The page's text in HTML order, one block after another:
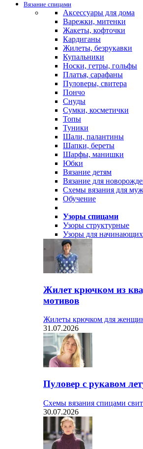
Вязание спицами
Аксессуары для дома
Варежки, митенки
Жакеты, кофточки
Кардиганы
Жилеты, безрукавки
Купальники
Носки, гетры, гольфы
Платья, сарафаны
Пуловеры, свитера
Пончо
Снуды
Сумки, косметички
Топы
Туники
Шали, палантины
Шапки, береты
Шарфы, манишки
Юбки
Вязание детям
Вязание для
Схемы вязания для
Обучение
Узоры спицами
Узоры структурные
Узоры для начинающих
Жилет крючком из
мотивов
Жилеты крючком для
31.07.2026
Пуловер с рукавом
Схемы вязания спицами
30.07.2026